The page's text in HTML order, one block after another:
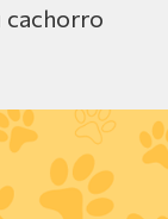
cachorro